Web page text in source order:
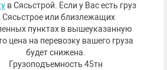
в Сясьстрой. Если у Вас есть груз
Сясьстрое или близлежащих
пунктах в вышеуказанную
цена на перевозку вашего груза
будет снижена.
Грузоподъемность 45тн